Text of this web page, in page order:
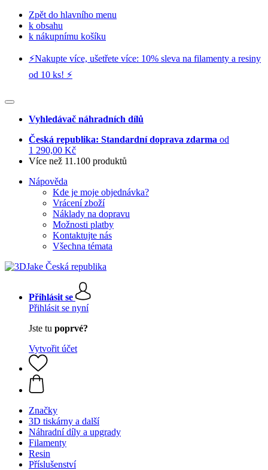
Zpět do hlavního menu
k obsahu
k nákupnímu košíku
⚡️Nakupte více, ušetřete více: 10% sleva na filamenty a resiny
od 10 ks! ⚡️
Vyhledávač náhradních dílů
Česká republika: Standardní doprava zdarma od
1 290,00 Kč
Více než 11.100 produktů
Nápověda
Kde je moje objednávka?
Vrácení zboží
Náklady na dopravu
Možnosti platby
Kontaktujte nás
Všechna témata
Přihlásit se
Přihlásit se nyní
Jste tu poprvé?
Vytvořit účet
Značky
3D tiskárny a další
Náhradní díly a upgrady
Filamenty
Resin
Příslušenství